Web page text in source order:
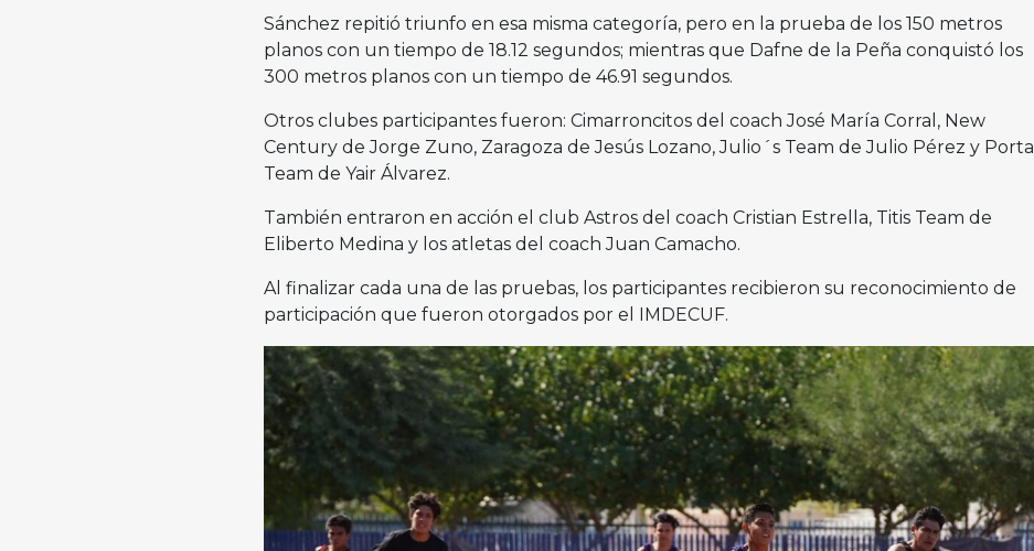
Sánchez repitió triunfo en esa misma categoría, pero en la prueba de los 150 metros
planos con un tiempo de 18.12 segundos; mientras que Dafne de la Peña conquistó los
300 metros planos con un tiempo de 46.91 segundos.
Otros clubes participantes fueron: Cimarroncitos del coach José María Corral, New
Century de Jorge Zuno, Zaragoza de Jesús Lozano, Julio´s Team de Julio Pérez y Portal
Team de Yair Álvarez.
También entraron en acción el club Astros del coach Cristian Estrella, Titis Team de
Eliberto Medina y los atletas del coach Juan Camacho.
Al finalizar cada una de las pruebas, los participantes recibieron su reconocimiento de
participación que fueron otorgados por el IMDECUF.